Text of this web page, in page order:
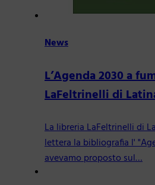
News
L’Agenda 2030 a
LaFeltrinelli di
La libreria LaFeltrinelli di
lettera la bibliografia l'
avevamo proposto sul…